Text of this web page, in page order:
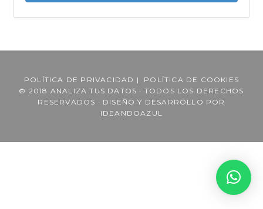
POLÍTICA DE PRIVACIDAD | POLÍTICA DE COOKIES
© 2018 ANALIZA TUS DATOS · TODOS LOS DERECHOS
RESERVADOS · DISEÑO Y DESARROLLO POR
IDEANDOAZUL